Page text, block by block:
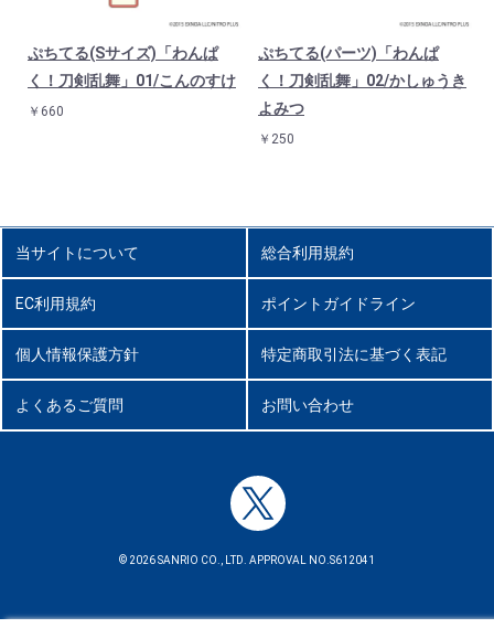
ぷちてる(Sサイズ)「わんぱ
く！刀剣乱舞」01/こんのすけ
￥660
ぷちてる(パーツ)「わんぱ
く！刀剣乱舞」02/かしゅうき
よみつ
￥250
当サイトについて 総合利用規約
EC利用規約 ポイントガイドライン
個人情報保護方針 特定商取引法に基づく表記
よくあるご質問 お問い合わせ
© 2026 SANRIO CO., LTD. APPROVAL NO.S612041